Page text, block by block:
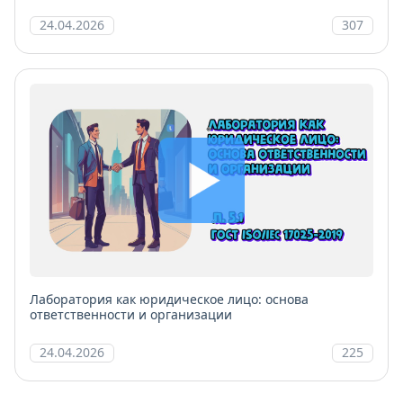
24.04.2026 307
Лаборатория как юридическое лицо: основа
ответственности и организации
24.04.2026 225